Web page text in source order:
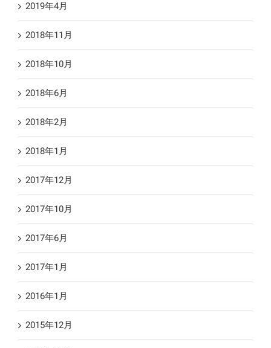
2019年4月
2018年11月
2018年10月
2018年6月
2018年2月
2018年1月
2017年12月
2017年10月
2017年6月
2017年1月
2016年1月
2015年12月